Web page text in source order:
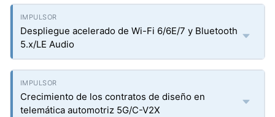
Despliegue acelerado de Wi-Fi 6/6E/7 y Bluetooth
5.x/LE Audio
Crecimiento de los contratos de diseño en
telemática automotriz 5G/C-V2X